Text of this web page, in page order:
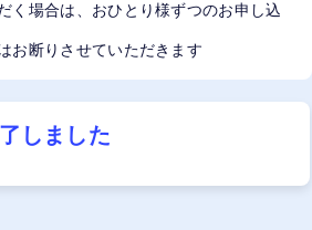
く場合は、おひとり様ずつのお申し込
お断りさせていただきます
しました